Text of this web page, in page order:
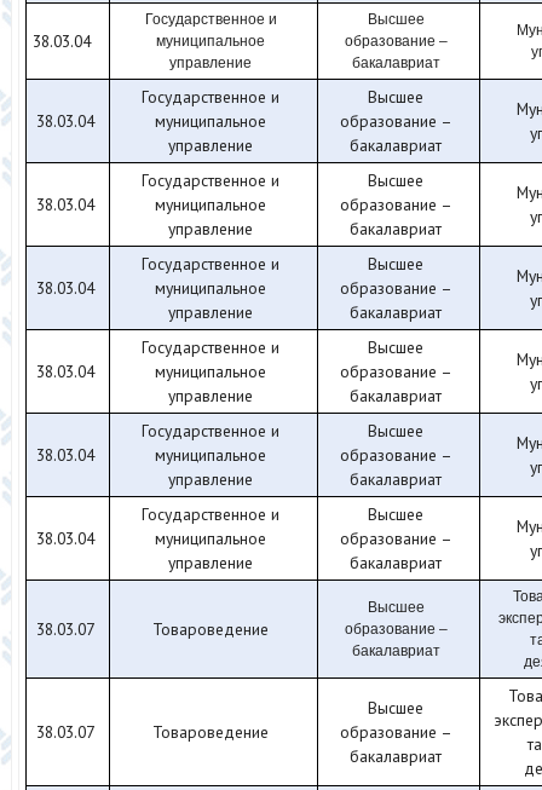
38.03.04
Государственное и
муниципальное
управление
Высшее
образование –
бакалавриат
38.03.04
Государственное и
муниципальное
управление
Высшее
образование –
бакалавриат
38.03.04
Государственное и
муниципальное
управление
Высшее
образование –
бакалавриат
38.03.04
Государственное и
муниципальное
управление
Высшее
образование –
бакалавриат
38.03.04
Государственное и
муниципальное
управление
Высшее
образование –
бакалавриат
38.03.04
Государственное и
муниципальное
управление
Высшее
образование –
бакалавриат
38.03.04
Государственное и
муниципальное
управление
Высшее
образование –
бакалавриат
38.03.07 Товароведение
Высшее
образование –
бакалавриат
38.03.07 Товароведение
Высшее
образование –
бакалавриат